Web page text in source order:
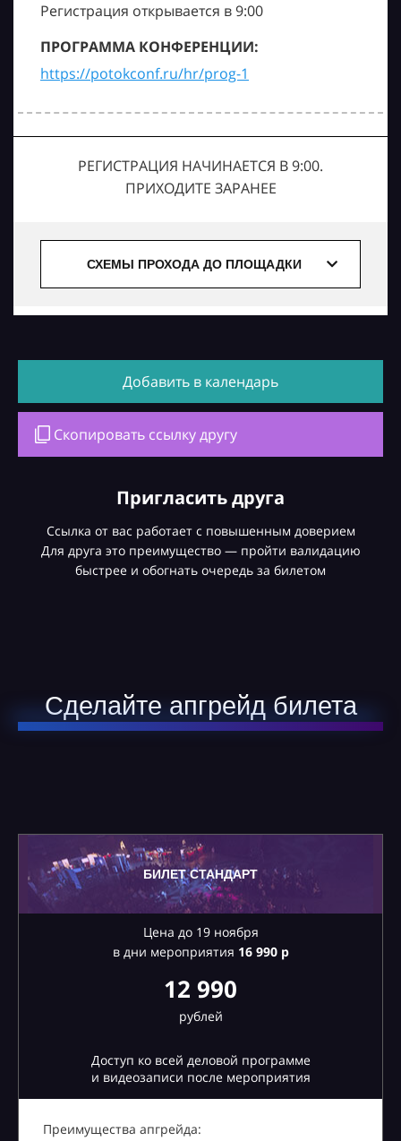
Регистрация открывается в 9:00
ПРОГРАММА КОНФЕРЕНЦИИ:
https://potokconf.ru/hr/prog-1
РЕГИСТРАЦИЯ НАЧИНАЕТСЯ В 9:00.
ПРИХОДИТЕ ЗАРАНЕЕ
СХЕМЫ ПРОХОДА ДО ПЛОЩАДКИ
Добавить в календарь
Скопировать ссылку другу
Пригласить друга
Ссылка от вас работает с повышенным доверием
Для друга это преимущество — пройти валидацию
быстрее и обогнать очередь за билетом
Сделайте апгрейд билета
БИЛЕТ СТАНДАРТ
Цена до 19 ноября
в дни мероприятия 16990 р
12 990
рублей
Доступ ко всей деловой программе
и видеозаписи после мероприятия
Преимущества апгрейда: